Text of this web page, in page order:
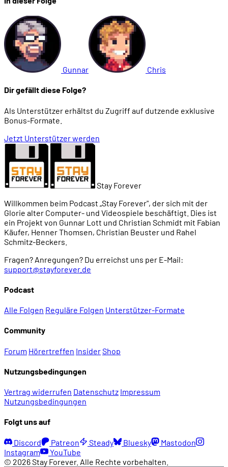
01:49:17
01:49:46 Gewaltdarstellung: Pixelblut
01:51:21 Die Qualität der Grafik
01:54:30 Das Shareware-Modell: Aufteilung in sechs
01:56:05
01:59:43 Spear of Destiny (1992)
02:00:44 Portierungen und Engine-Geschwisterspiele
02:01:55
02:04:57 Ist Wolfenstein 3D ein gutes Spiel?
Gunnar Chris
Dir gefällt diese Folge?
Als Unterstützer erhältst du Zugriff auf dutzende exklusive
Bonus-Formate.
Jetzt Unterstützer werden
Stay Forever
Willkommen beim Podcast „Stay Forever", der sich mit der
Glorie alter Computer- und Videospiele beschäftigt. Dies ist
ein Projekt von Gunnar Lott und Christian Schmidt mit Fabian
Käufer, Henner Thomsen, Christian Beuster und Rahel
Schmitz-Beckers.
Fragen? Anregungen? Du erreichst uns per E-Mail:
support@stayforever.de
Podcast
Alle Folgen Reguläre Folgen Unterstützer-Formate
Community
Forum Hörertreffen InsiderShop
Nutzungsbedingungen
Vertrag widerrufen Datenschutz Impressum
Nutzungsbedingungen
Folgt uns auf
Discord Patreon Steady Bluesky
Mastodon
Instagram
YouTube
© 2026 Stay Forever. Alle Rechte vorbehalten.